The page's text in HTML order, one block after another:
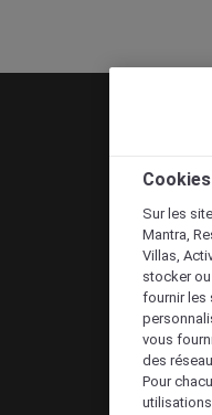
Sur les
Mantra,
Villas,
stocker
fournir les
vous
des
Pour